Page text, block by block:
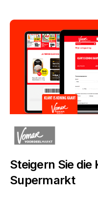
Steigern Sie die
Supermarkt